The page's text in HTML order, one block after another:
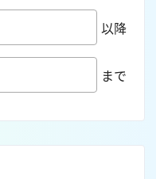
以降
まで